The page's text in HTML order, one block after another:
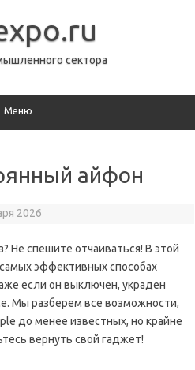
сектора
Меню
айфон
2026
Не спешите отчаиваться! В этой
эффективных способах
если он выключен, украден
Мы разберем все возможности,
до менее известных, но крайне
вернуть свой гаджет!